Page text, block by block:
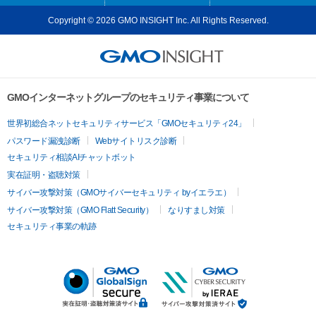
Copyright © 2026 GMO INSIGHT Inc. All Rights Reserved.
GMOインターネットグループのセキュリティ事業について
世界初総合ネットセキュリティサービス「GMOセキュリティ24」
パスワード漏洩診断
Webサイトリスク診断
セキュリティ相談AIチャットボット
実在証明・盗聴対策
サイバー攻撃対策（GMOサイバーセキュリティ byイエラエ）
サイバー攻撃対策（GMO Flatt Security）
なりすまし対策
セキュリティ事業の軌跡